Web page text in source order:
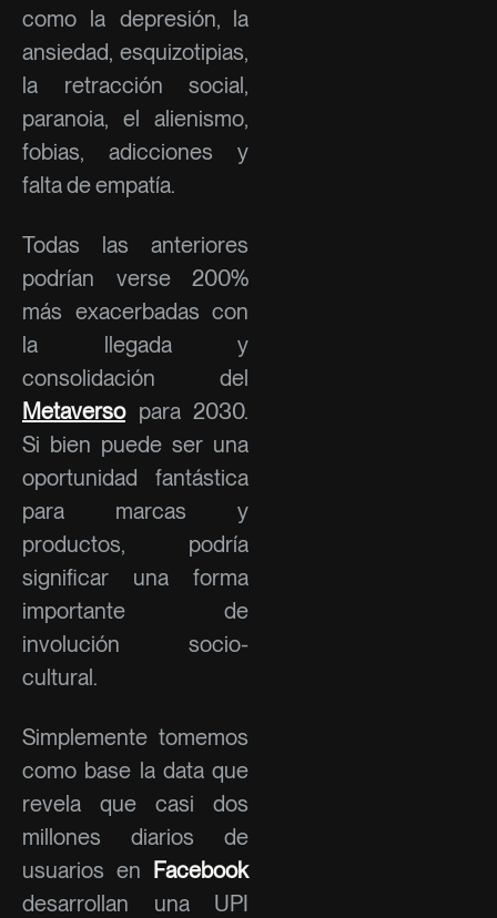
como la depresión, la
ansiedad, esquizotipias,
la retracción social,
paranoia, el alienismo,
fobias, adicciones y
falta de empatía.
Todas las anteriores
podrían verse 200%
más exacerbadas con
la llegada y
consolidación del
Metaversopara 2030.
Si bien puede ser una
oportunidad fantástica
para marcas y
productos, podría
significar una forma
importante de
involución socio-
cultural.
Simplemente tomemos
como base la data que
revela que casi dos
millones diarios de
usuarios en Facebook
desarrollan una UPI